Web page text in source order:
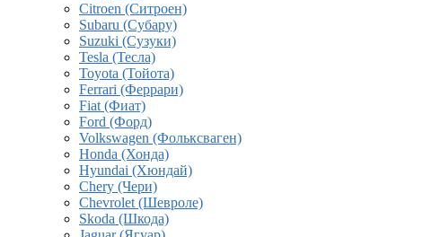
Citroen (Ситроен)
Subaru (Субару)
Suzuki (Сузуки)
Tesla (Тесла)
Toyota (Тойота)
Ferrari (Феррари)
Fiat (Фиат)
Ford (Форд)
Volkswagen (Фольксваген)
Honda (Хонда)
Hyundai (Хюндай)
Chery (Чери)
Chevrolet (Шевроле)
Skoda (Шкода)